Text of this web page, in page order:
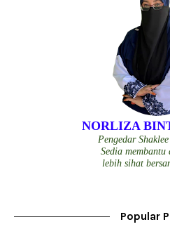
NORLIZA
Pengedar
Sedia membantu
lebih sihat
Popular